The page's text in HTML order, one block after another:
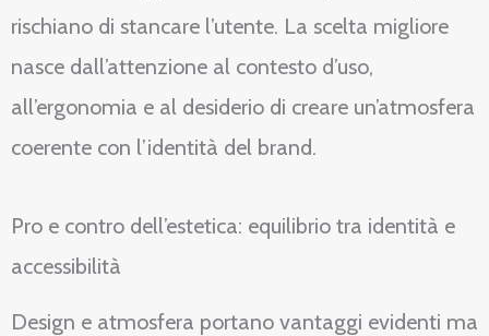
rischiano di stancare l’utente. La scelta migliore
nasce dall’attenzione al contesto d’uso,
all’ergonomia e al desiderio di creare un’atmosfera
coerente con l’identità del brand.
Pro e contro dell’estetica: equilibrio tra identità e
accessibilità
Design e atmosfera portano vantaggi evidenti ma